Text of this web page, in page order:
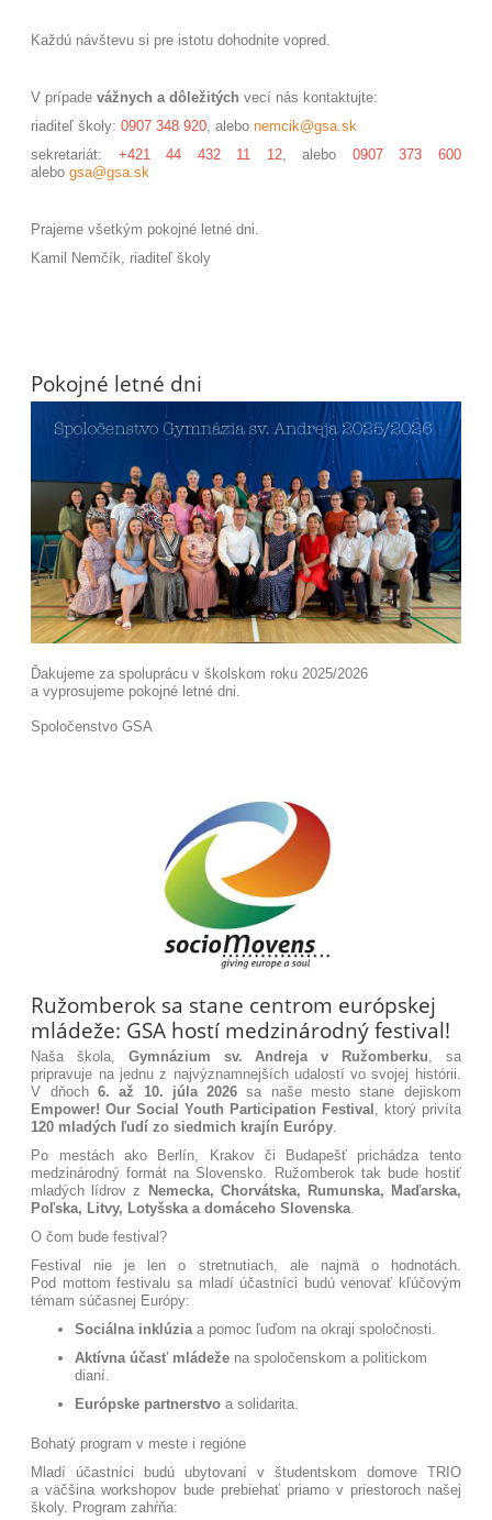
Každú návštevu si pre istotu dohodnite vopred.
V prípadevážnych a dôležitých vecí nás kontaktujte:
riaditeľ školy:0907 348 920, alebonemcik@gsa.sk
sekretariát: +421 44 432 11 12, alebo 0907 373 600
alebo gsa@gsa.sk
Prajeme všetkým pokojné letné dni.
Kamil Nemčík, riaditeľ školy
Pokojné letné dni
Ďakujeme za spoluprácu v školskom roku 2025/2026
a vyprosujeme pokojné letné dni.
Spoločenstvo GSA
Ružomberok sa stane centrom európskej
mládeže: GSA hostí medzinárodný festival!
Naša škola, Gymnázium sv. Andreja v Ružomberku, sa
pripravuje na jednu z najvýznamnejších udalostí vo svojej histórii.
V dňoch 6. až 10. júla 2026 sa naše mesto stane dejiskom
Empower! Our Social Youth Participation Festival , ktorý privíta
120 mladých ľudí zo siedmich krajín Európy.
Po mestách ako Berlín, Krakov či Budapešť prichádza tento
medzinárodný formát na Slovensko. Ružomberok tak bude hostiť
mladých lídrov z
Nemecka, Chorvátska, Rumunska, Maďarska,
Poľska, Litvy, Lotyšska a domáceho Slovenska.
O čom bude festival?
Festival nie je len o stretnutiach, ale najmä o hodnotách.
Pod mottom festivalu sa mladí účastníci budú venovať kľúčovým
témam súčasnej Európy:
Sociálna inklúziaa pomoc ľuďom na okraji spoločnosti.
Aktívna účasť mládeže na spoločenskom a politickom
dianí.
Európske partnerstvo a solidarita.
Bohatý program v meste i regióne
Mladí účastníci budú ubytovaní v študentskom domove TRIO
a väčšina workshopov bude prebiehať priamo v priestoroch našej
školy. Program zahŕňa: